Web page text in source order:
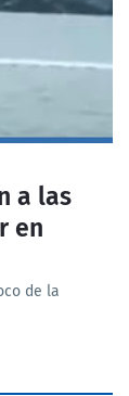
a las
en
de la